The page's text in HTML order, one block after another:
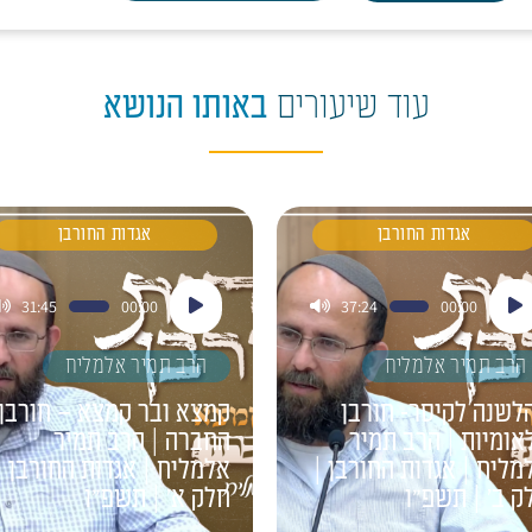
עוד שיעורים באותו הנושא
אגדות החורבן
00:00
37:24
הרב תמיר אלמליח
לקיסר- חורבן
| הרב תמיר
| אגדות החורבן |
ב' | תשפ"ו
אגדות החורבן
נגן
אודיו
00:00
31:45
הרב תמיר אלמליח
קמצא ובר קמצא –
החברה | הרב תמיר
אלמליח | אגדות
חלק א' | תשפ"ו